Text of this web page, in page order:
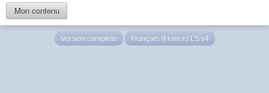
Mon contenu
Version complète Français (France) LS v4